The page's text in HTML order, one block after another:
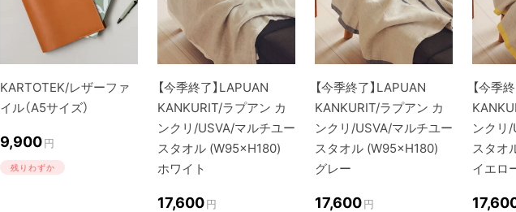
KARTOTEK/レザーファ
イル（A5サイズ）
9,900円
残りわずか
【今季終了】LAPUAN
KANKURIT/ラプアン カ
ンクリ/USVA/マルチユー
スタオル (W95×H180)
ホワイト
17,600円
【今季終了】LAPUAN
KANKURIT/ラプアン カ
ンクリ/USVA/マルチユー
スタオル (W95×H180)
グレー
17,600円
【今季
ンクリ
スタオ
イエロ